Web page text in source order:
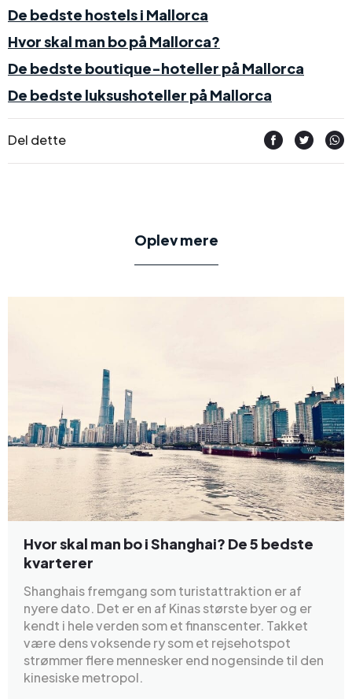
De bedste hostels i Mallorca
Hvor skal man bo på Mallorca?
De bedste boutique-hoteller på Mallorca
De bedste luksushoteller på Mallorca
Del dette
Oplev mere
Hvor skal man bo i Shanghai? De 5 bedste
kvarterer
Shanghais fremgang som turistattraktion er af
nyere dato. Det er en af Kinas største byer og er
kendt i hele verden som et finanscenter. Takket
være dens voksende ry som et rejsehotspot
strømmer flere mennesker end nogensinde til den
kinesiske metropol.